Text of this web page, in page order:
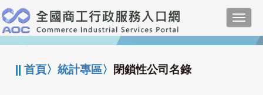
跳
到
主
要
:::
||首頁〉統計專區〉 閉鎖性公司名錄